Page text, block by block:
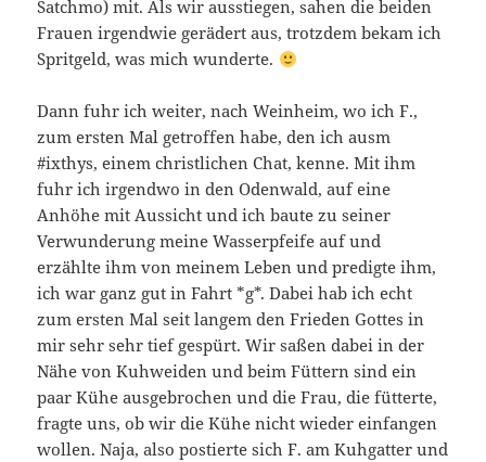
Satchmo) mit. Als wir ausstiegen, sahen die beiden
Frauen irgendwie gerädert aus, trotzdem bekam ich
Spritgeld, was mich wunderte.
Dann fuhr ich weiter, nach Weinheim, wo ich F.,
zum ersten Mal getroffen habe, den ich ausm
#ixthys, einem christlichen Chat, kenne. Mit ihm
fuhr ich irgendwo in den Odenwald, auf eine
Anhöhe mit Aussicht und ich baute zu seiner
Verwunderung meine Wasserpfeife auf und
erzählte ihm von meinem Leben und predigte ihm,
ich war ganz gut in Fahrt *g*. Dabei hab ich echt
zum ersten Mal seit langem den Frieden Gottes in
mir sehr sehr tief gespürt. Wir saßen dabei in der
Nähe von Kuhweiden und beim Füttern sind ein
paar Kühe ausgebrochen und die Frau, die fütterte,
fragte uns, ob wir die Kühe nicht wieder einfangen
wollen. Naja, also postierte sich F. am Kuhgatter und